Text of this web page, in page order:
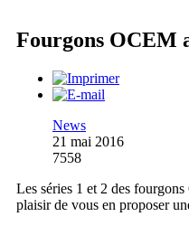
Fourgons OCEM
News
21 mai 2016
7558
Les séries 1 et 2 des
plaisir de vous en proposer